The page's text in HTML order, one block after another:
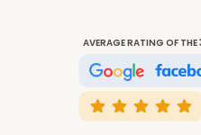
AVERAGE RATING OF